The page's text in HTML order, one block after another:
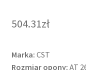
504.31zł
Marka: CST
Rozmiar opony: AT